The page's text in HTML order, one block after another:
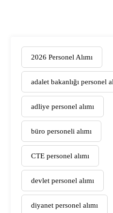
2026 Personel Alımı
adalet bakanlığı personel
adliye personel alımı
büro personeli alımı
CTE personel alımı
devlet personel alımı
diyanet personel alımı